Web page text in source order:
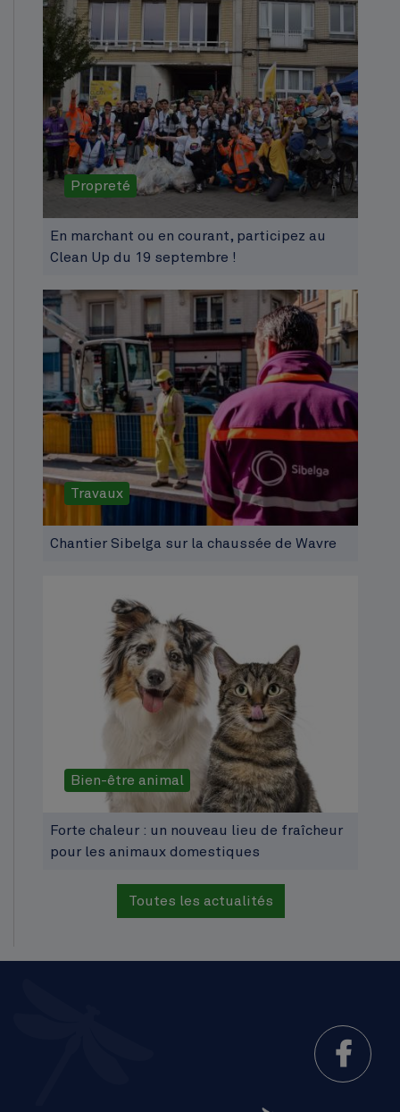
Propreté
En marchant ou en courant, participez au
Clean Up du 19 septembre !
Travaux
Chantier Sibelga sur la chaussée de Wavre
Bien-être animal
Forte chaleur : un nouveau lieu de fraîcheur
pour les animaux domestiques
Toutes les actualités